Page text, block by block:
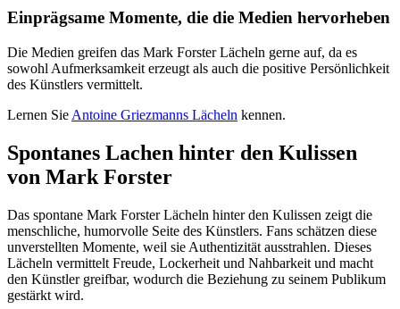
Einprägsame Momente, die die Medien hervorheben
Die Medien greifen das Mark Forster Lächeln gerne auf, da es
sowohl Aufmerksamkeit erzeugt als auch die positive Persönlichkeit
des Künstlers vermittelt.
Lernen Sie Antoine Griezmanns Lächeln kennen.
Spontanes Lachen hinter den Kulissen
von Mark Forster
Das spontane Mark Forster Lächeln hinter den Kulissen zeigt die
menschliche, humorvolle Seite des Künstlers. Fans schätzen diese
unverstellten Momente, weil sie Authentizität ausstrahlen. Dieses
Lächeln vermittelt Freude, Lockerheit und Nahbarkeit und macht
den Künstler greifbar, wodurch die Beziehung zu seinem Publikum
gestärkt wird.